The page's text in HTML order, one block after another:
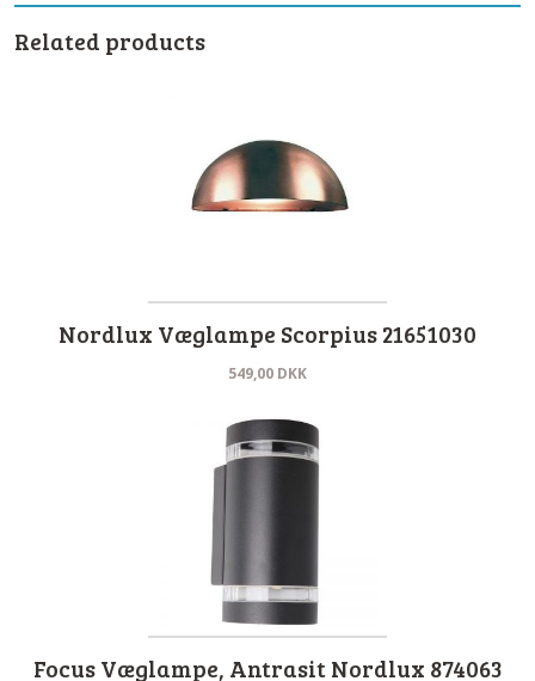
Related products
Nordlux Væglampe Scorpius 21651030
549,00 DKK
Focus Væglampe, Antrasit Nordlux 874063